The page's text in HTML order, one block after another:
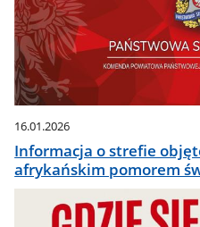
16.01.2026
Informacja o strefie
afrykańskim pomorem